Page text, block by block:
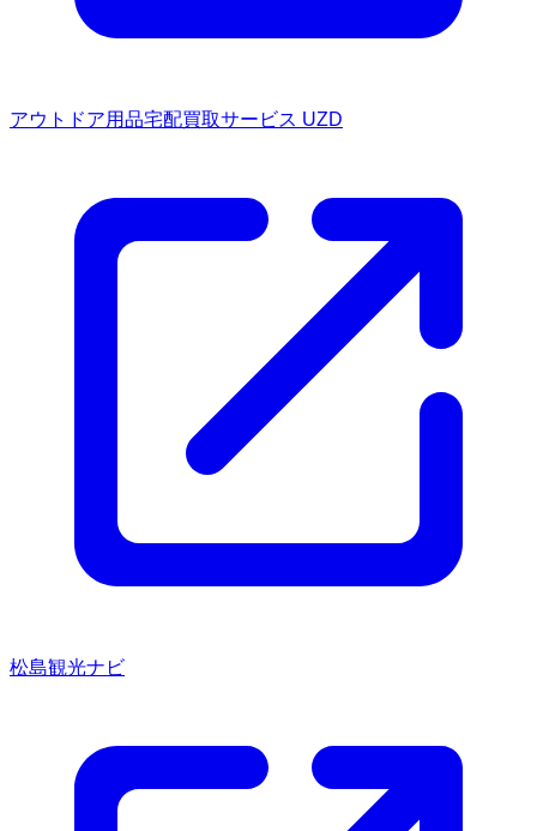
アウトドア用品宅配買取サービス UZD
松島観光ナビ